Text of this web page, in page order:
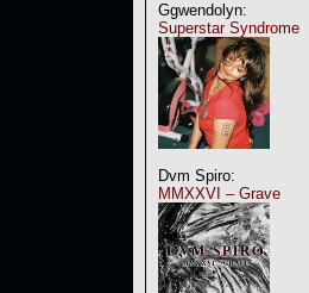
Ggwendolyn:
Superstar Syndrome
Dvm Spiro:
MMXXVI – Grave